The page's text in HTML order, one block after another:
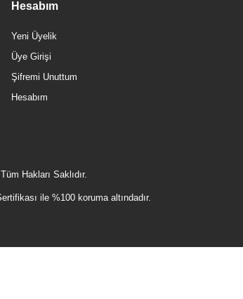
Hesabım
Yeni Üyelik
Üye Girişi
Şifremi Unuttum
Hesabım
Hakları Saklıdır.
ile %100 koruma altındadır.